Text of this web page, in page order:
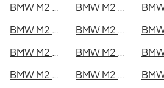
BMW M2 Competition i Borås
BMW M2 Competition i Falkenberg
BMW M2 Competition i Lund
BMW M2 Competition i Mönsterås
BMW M2 Competition i Ystad
BMW M2 Competition i Östersund
BMW M2 Competition i Nyköping
BMW M2 Competition i Oskarshamn